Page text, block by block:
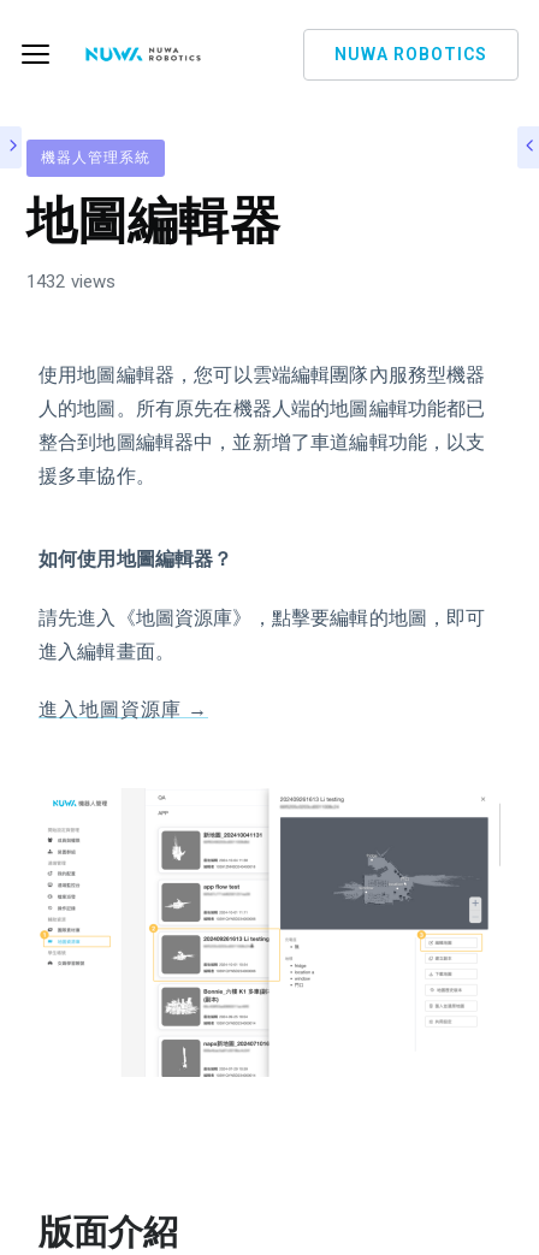
NUWA ROBOTICS
機器人管理系統
地圖編輯器
1432 views
使用地圖編輯器，您可以雲端編輯團隊內服務型機器
人的地圖。所有原先在機器人端的地圖編輯功能都已
整合到地圖編輯器中，並新增了車道編輯功能，以支
援多車協作。
如何使用地圖編輯器？
請先進入《地圖資源庫》，點擊要編輯的地圖，即可
進入編輯畫面。
進入地圖資源庫 →
版面介紹